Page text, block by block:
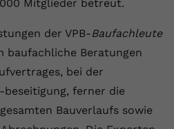
Mitglieder betreut.
der VPB-Baufachleute
baufachliche Beratungen
bei der
ferner die
Bauverlaufs sowie
zu ermöglichen.
YouTube-Videos und